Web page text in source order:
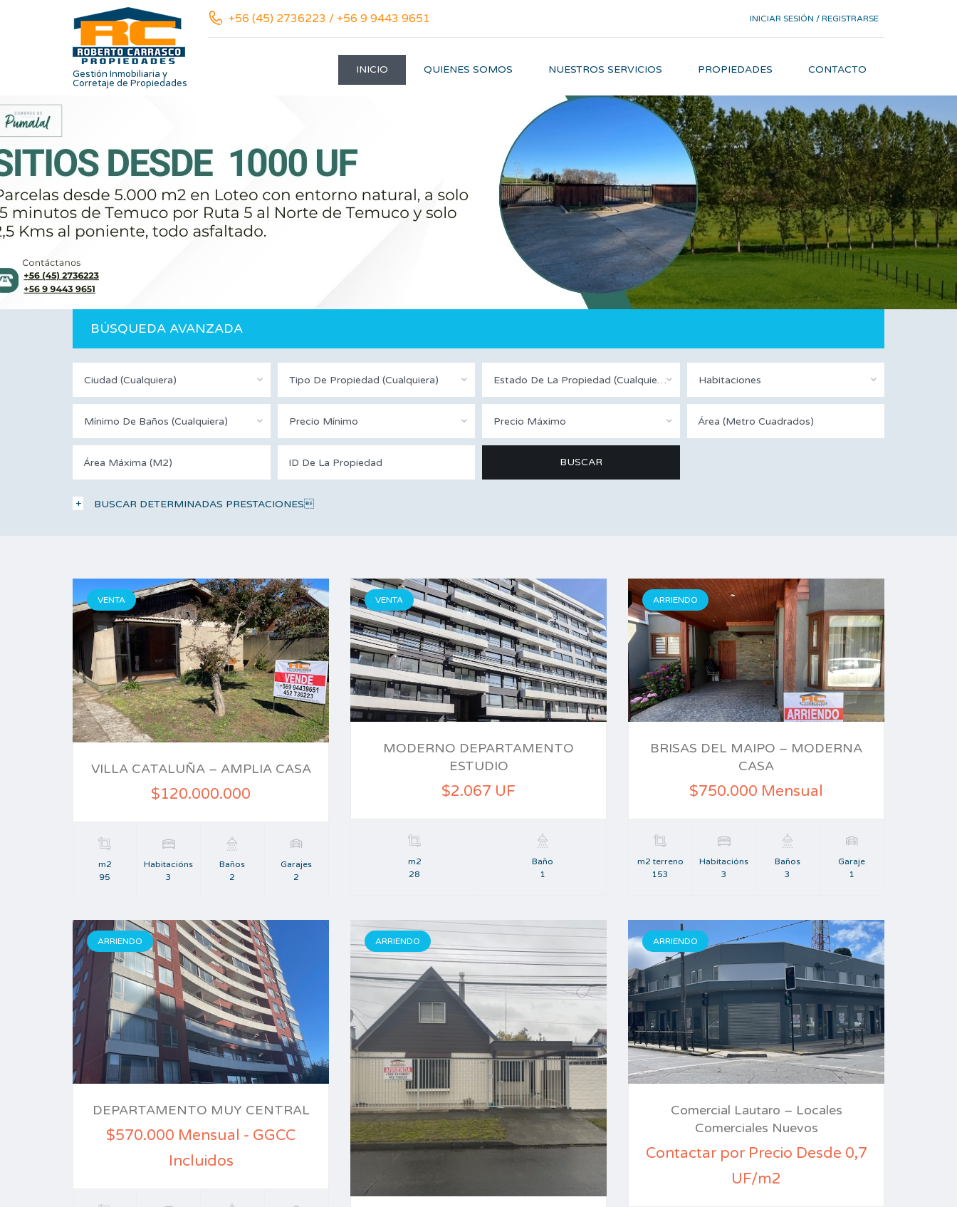
Gestión Inmobiliaria y
Corretaje de Propiedades
INICIAR SESIÓN / REGISTRARSE
+56 (45) 2736223 / +56 9 9443 9651
INICIO QUIENES SOMOS NUESTROS SERVICIOS PROPIEDADES CONTACTO
BÚSQUEDA AVANZADA
Ciudad (Cualquiera) Tipo De Propiedad (Cualquiera) Estado De La Propiedad (Cualquiera) Habitaciones
Mínimo De Baños (Cualquiera) Precio Mínimo Precio Máximo
BUSCAR DETERMINADAS PRESTACIONES
VENTA
VILLA CATALUÑA – AMPLIA CASA
$120.000.000
m2
95
Habitacións
3
Baños
2
Garajes
2
VENTA
MODERNO DEPARTAMENTO
ESTUDIO
$2.067 UF
m2
28
Baño
1
ARRIENDO
BRISAS DEL MAIPO – MODERNA
CASA
$750.000 Mensual
m2 terreno
153
Habitacións
3
Baños
3
Garaje
1
ARRIENDO
DEPARTAMENTO MUY CENTRAL
$570.000 Mensual - GGCC
Incluidos
ARRIENDO ARRIENDO
Comercial Lautaro – Locales
Comerciales Nuevos
Contactar por Precio Desde 0,7
UF/m2